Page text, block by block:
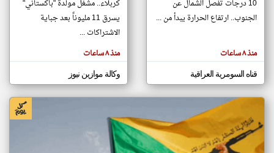
مصادر الأخبار من العراق
اخبار العراق على مدار الساعة
أهم اخبار العراق العاجلة والمباشرة
المقالات
الموجوده
هنا عن
وجهة
كاتبيها.
10 درجات تفصل الشمال عن
الجنوب.. ارتفاع الحرارة يبدأ من ...
منذ ٨ ساعات
قناه السومرية العراقية
كربلاء.. مشغل مولدة "باكستاني"
يسرق 11 مليوناً بعد جباية
الاشتراكات ...
منذ ٨ ساعات
وكالة موازين نيوز
klyoum.com